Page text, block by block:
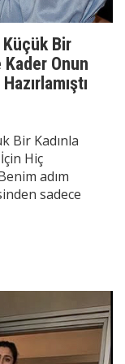
Küçük Bir
Onun
Bir Kadınla
Hiç
adım
sadece